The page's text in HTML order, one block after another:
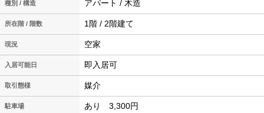
種別 / 構造 アパート / 木造
所在階 / 階数 1階 / 2階建て
現況 空家
入居可能日 即入居可
取引態様 媒介
駐車場 あり 3,300円